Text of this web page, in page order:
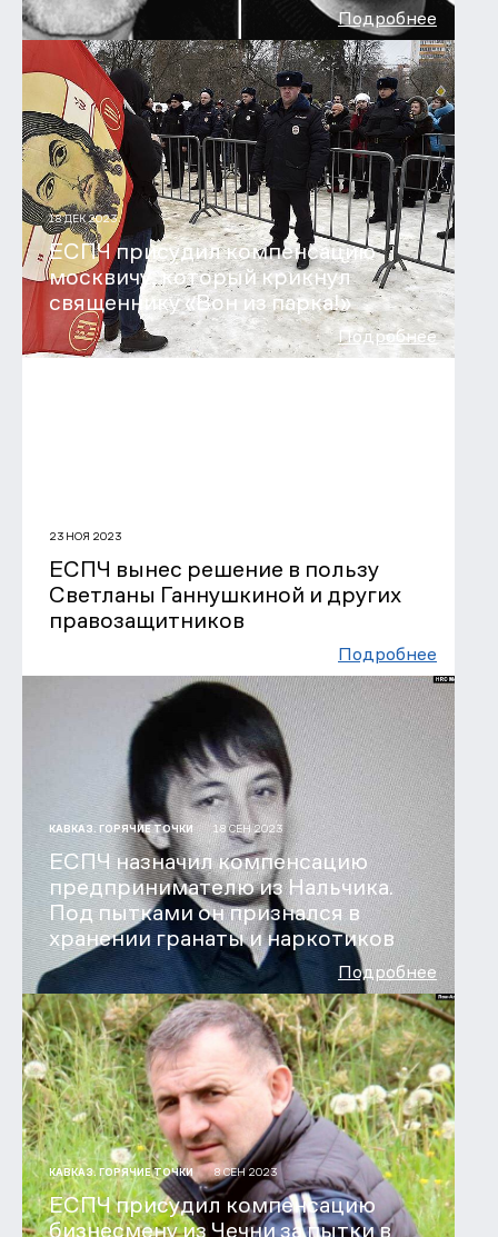
Подробнее
18 ДЕК 2023
ЕСПЧ присудил компенсацию
москвичу, который крикнул
священнику «Вон из парка!»
Подробнее
23 НОЯ 2023
ЕСПЧ вынес решение в пользу
Светланы Ганнушкиной и других
правозащитников
Подробнее
КАВКАЗ. ГОРЯЧИЕ ТОЧКИ 18 СЕН 2023
ЕСПЧ назначил компенсацию
предпринимателю из Нальчика.
Под пытками он признался в
хранении гранаты и наркотиков
Подробнее
КАВКАЗ. ГОРЯЧИЕ ТОЧКИ 8 СЕН 2023
ЕСПЧ присудил компенсацию
бизнесмену из Чечни за пытки в